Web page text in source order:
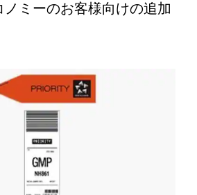
ノミーのお客様向けの追加